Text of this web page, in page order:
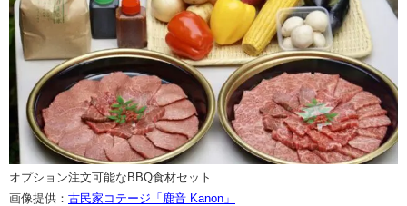
オプション注文可能なBBQ食材セット
画像提供： 古民家コテージ「鹿音 Kanon」